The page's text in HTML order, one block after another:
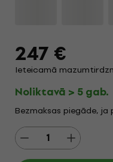
247 €
Ieteicamā
Noliktavā > 5 gab.
Bezmaksas piegāde,